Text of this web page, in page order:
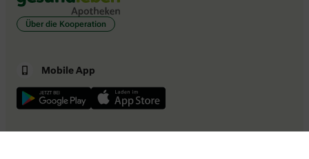
Über die Kooperation
Mobile App